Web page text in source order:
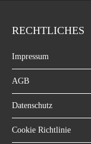
RECHTLICHES
Impressum
AGB
Datenschutz
Cookie Richtlinie